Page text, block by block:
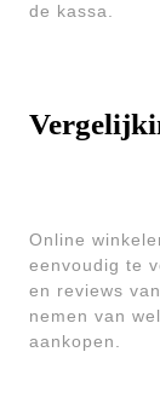
de kassa.
Online
eenvoudig te
en reviews
nemen van
aankopen.